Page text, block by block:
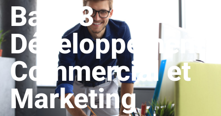
Bac +3
Développement
Commercial et
Marketing